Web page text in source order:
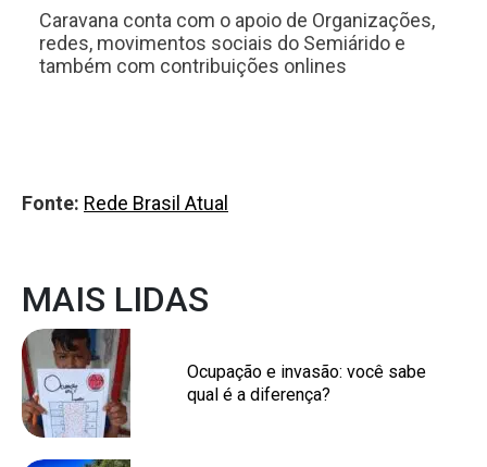
Caravana conta com o apoio de Organizações,
redes, movimentos sociais do Semiárido e
também com contribuições onlines
Fonte: Rede Brasil Atual
MAIS LIDAS
Ocupação e invasão: você sabe
qual é a diferença?